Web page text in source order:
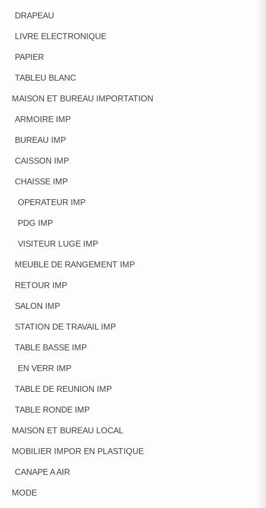
DRAPEAU
LIVRE ELECTRONIQUE
PAPIER
TABLEU BLANC
MAISON ET BUREAU IMPORTATION
ARMOIRE IMP
BUREAU IMP
CAISSON IMP
CHAISSE IMP
OPERATEUR IMP
PDG IMP
VISITEUR LUGE IMP
MEUBLE DE RANGEMENT IMP
RETOUR IMP
SALON IMP
STATION DE TRAVAIL IMP
TABLE BASSE IMP
EN VERR IMP
TABLE DE REUNION IMP
TABLE RONDE IMP
MAISON ET BUREAU LOCAL
MOBILIER IMPOR EN PLASTIQUE
CANAPE A AIR
MODE